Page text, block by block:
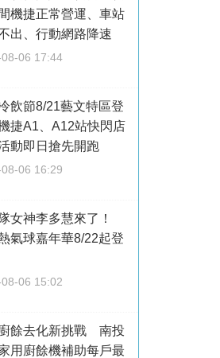
機捷正常營運、車站
出、行動網路降速
06 17:44
飲節8/21藝文特區登
捷A1、A12站快閃店
動即日搶先開跑
06 16:29
女神李多慧來了！
氣球嘉年華8/22起登
06 15:02
餘去化新挑戰 南投
用廚餘機補助每戶最